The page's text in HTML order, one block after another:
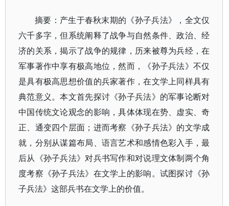
摘要：产生于春秋末期的《孙子兵法》，全文仅
六千多字，但系统阐释了战争与自然条件、政治、经
济的关系，揭示了战争的规律，历来被尊为兵经，在
军事著作中享有极高地位，然而，《孙子兵法》不仅
是具有极高思想价值的兵家著作，在文学上同样具有
典范意义。本文首先探讨《孙子兵法》的军事论断对
中国传统文论观念的影响，具体体现在势、虚实、奇
正、通变四个层面；进而考察《孙子兵法》的文学成
就，分别从谋篇布局、语言艺术和感情色彩入手，最
后从《孙子兵法》对兵书写作和对说理文体制两个角
度考察《孙子兵法》在文学上的影响。试图探讨《孙
子兵法》这部兵书在文学上的价值。